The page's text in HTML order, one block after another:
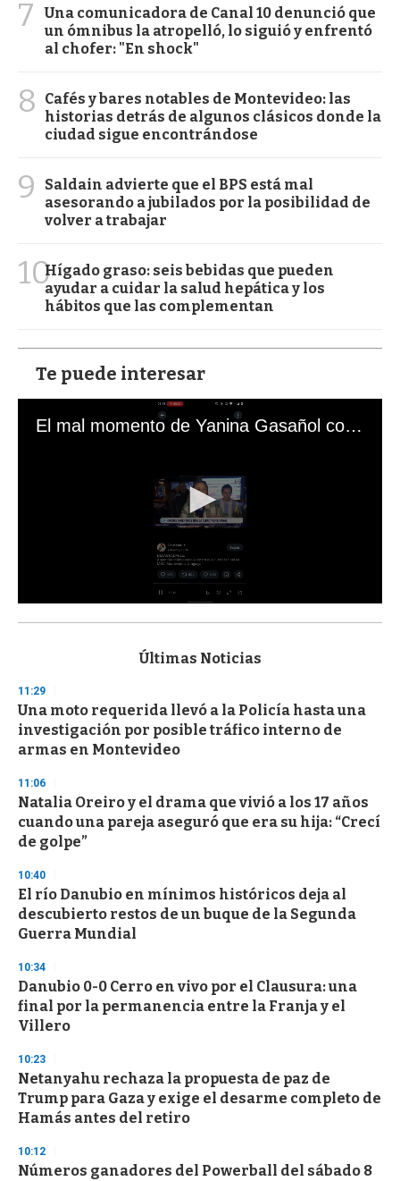
7
Una comunicadora de Canal 10 denunció que
un ómnibus la atropelló, lo siguió y enfrentó
al chofer: "En shock"
8
Cafés y bares notables de Montevideo: las
historias detrás de algunos clásicos donde la
ciudad sigue encontrándose
9
Saldain advierte que el BPS está mal
asesorando a jubilados por la posibilidad de
volver a trabajar
10Hígado graso: seis bebidas que pueden
ayudar a cuidar la salud hepática y los
hábitos que las complementan
Te puede interesar
El mal momento de Yanina Gasañol con un hincha argentino en "Subrayado"
s
d
s
o
f
3
s
e
c
o
n
Últimas Noticias
11:29
Una moto requerida llevó a la Policía hasta una
investigación por posible tráfico interno de
armas en Montevideo
11:06
Natalia Oreiro y el drama que vivió a los 17 años
cuando una pareja aseguró que era su hija: “Crecí
de golpe”
10:40
El río Danubio en mínimos históricos deja al
descubierto restos de un buque de la Segunda
Guerra Mundial
10:34
Danubio 0-0 Cerro en vivo por el Clausura: una
final por la permanencia entre la Franja y el
Villero
10:23
Netanyahu rechaza la propuesta de paz de
Trump para Gaza y exige el desarme completo de
Hamás antes del retiro
10:12
Números ganadores del Powerball del sábado 8